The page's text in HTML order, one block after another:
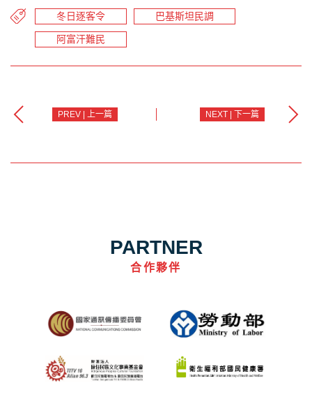
冬日逐客令 巴基斯坦民調
阿富汗難民
PREV | 上一篇 NEXT | 下一篇
PARTNER
合作夥伴